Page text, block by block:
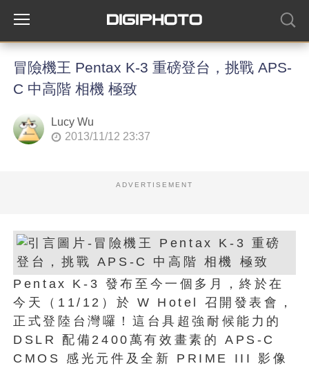
冒險機王 Pentax K-3 重磅登台，挑戰 APS-
C 中高階 相機 極致
Lucy Wu
2013/11/12 23:37
ADVERTISEMENT
Pentax K-3 發布至今一個多月，終於在
今天（11/12）於 W Hotel 召開發表會，
正式登陸台灣囉！這台具超強耐候能力的
DSLR 配備2400萬有效畫素的 APS-C
CMOS 感光元件及全新 PRIME III 影像